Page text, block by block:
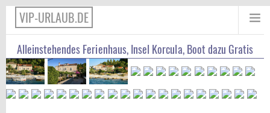
VIP-URLAUB.DE
Alleinstehendes Ferienhaus, Insel Korcula, Boot dazu Gratis